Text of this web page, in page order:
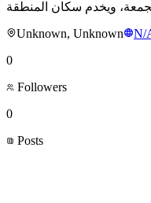
Unknown, Unknown
N/
0
Followers
0
Posts